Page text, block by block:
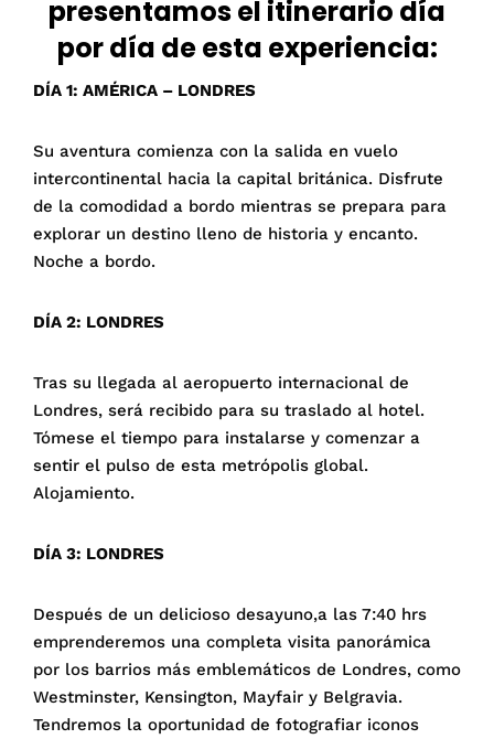
presentamos el itinerario día
por día de esta experiencia:
DÍA 1: AMÉRICA – LONDRES
Su aventura comienza con la salida en vuelo
intercontinental hacia la capital británica. Disfrute
de la comodidad a bordo mientras se prepara para
explorar un destino lleno de historia y encanto.
Noche a bordo.
DÍA 2: LONDRES
Tras su llegada al aeropuerto internacional de
Londres, será recibido para su traslado al hotel.
Tómese el tiempo para instalarse y comenzar a
sentir el pulso de esta metrópolis global.
Alojamiento.
DÍA 3: LONDRES
Después de un delicioso desayuno,a las 7:40 hrs
emprenderemos una completa visita panorámica
por los barrios más emblemáticos de Londres, como
Westminster, Kensington, Mayfair y Belgravia.
Tendremos la oportunidad de fotografiar iconos